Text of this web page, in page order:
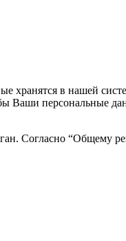
хранятся в нашей
Ваши персональные
Согласно “Общему